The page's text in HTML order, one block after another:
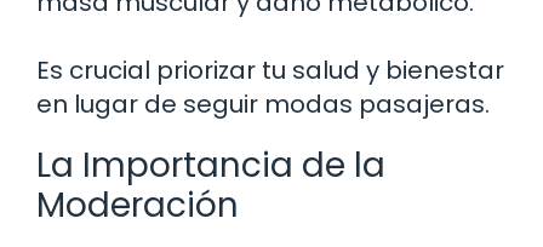
Es crucial priorizar tu salud y bienestar
en lugar de seguir modas pasajeras.
La Importancia de la
Moderación